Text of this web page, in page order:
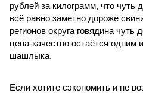
рублей за килограмм, что чуть
всё равно заметно дороже
регионов округа говядина
цена-качество остаётся одним
шашлыка.
Если хотите сэкономить и не